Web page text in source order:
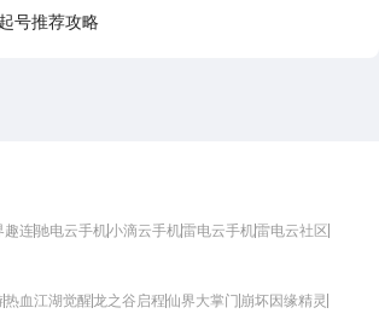
号推荐攻略
趣连驰电云手机小滴云手机雷电云手机雷电云社区
热血江湖觉醒龙之谷启程仙界大掌门 崩坏因缘精灵